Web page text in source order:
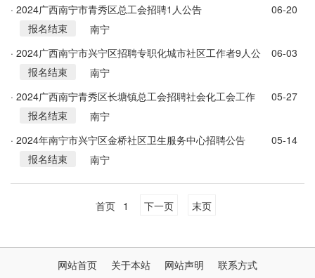
· 2024广西南宁市青秀区总工会招聘1人公告
06-20
报名结束
南宁
· 2024广西南宁市兴宁区招聘专职化城市社区工作者9人公
06-03
报名结束
南宁
· 2024广西南宁青秀区长塘镇总工会招聘社会化工会工作
者1人公告
05-27
报名结束
南宁
· 2024年南宁市兴宁区金桥社区卫生服务中心招聘公告
05-14
报名结束
南宁
首页 1 下一页 末页
网站首页 关于本站 网站声明
联系方式